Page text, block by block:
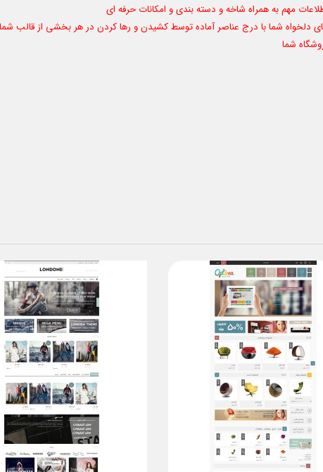
مهم به همراه شاخه و دسته بندی و امکانات حرفه ای
دلخواه شما با درج عناصر آماده توسط کشیدن و رها کردن در هر بخشی از قالب شما
شما